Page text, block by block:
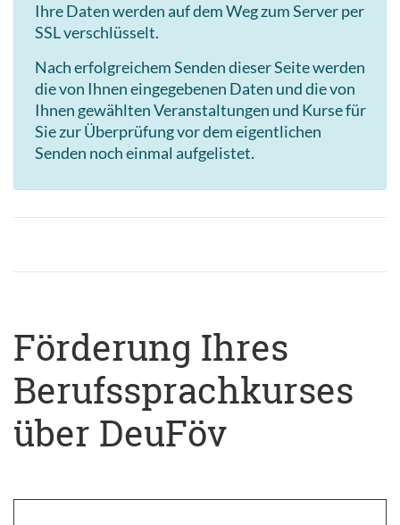
Ihre Daten werden auf dem Weg zum Server per
SSL verschlüsselt.
Nach erfolgreichem Senden dieser Seite werden
die von Ihnen eingegebenen Daten und die von
Ihnen gewählten Veranstaltungen und Kurse für
Sie zur Überprüfung vor dem eigentlichen
Senden noch einmal aufgelistet.
Förderung Ihres
Berufssprachkurses
über DeuFöv